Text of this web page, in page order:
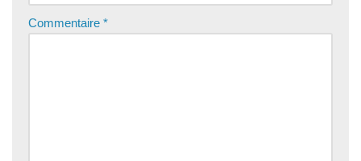
Commentaire *